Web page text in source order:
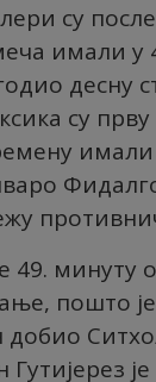
су
имали у
десну
су
имали
49. минуту
пошто
добио
Гутијерез